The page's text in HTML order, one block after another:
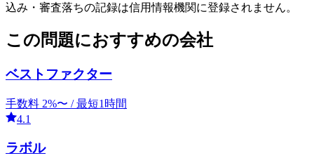
込み・審査落ちの記録は信用情報機関に登録されません。
この問題におすすめの会社
ベストファクター
手数料 2%〜 /最短1時間
4.1
ラボル